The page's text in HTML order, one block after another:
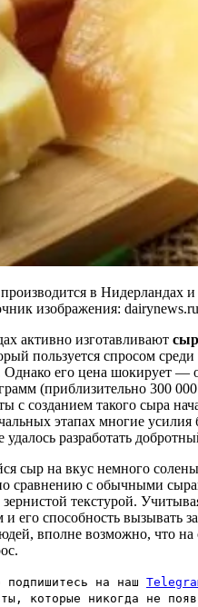
в Нидерландах и
изображения: dairynews.ru
активно изготавливают
пользуется спросом
Однако его цена шокирует —
(приблизительно 300
с созданием такого сыра
этапах многие
удалось разработать
сыр на вкус немного
сравнению с обычными
текстурой.
его способность вызывать
вполне возможно, что на
подпишитесь на наш
которые никогда не